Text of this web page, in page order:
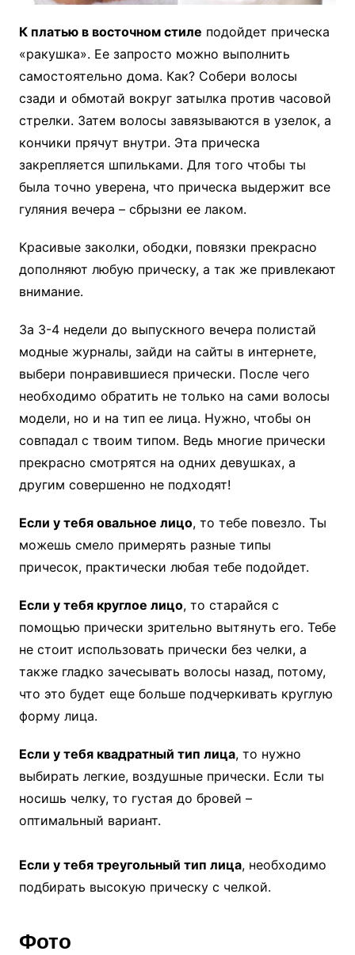
К платью в восточном стиле подойдет прическа
«ракушка». Ее запросто можно выполнить
самостоятельно дома. Как? Собери волосы
сзади и обмотай вокруг затылка против часовой
стрелки. Затем волосы завязываются в узелок, а
кончики прячут внутри. Эта прическа
закрепляется шпильками. Для того чтобы ты
была точно уверена, что прическа выдержит все
гуляния вечера – сбрызни ее лаком.
Красивые заколки, ободки, повязки прекрасно
дополняют любую прическу, а так же привлекают
внимание.
За 3-4 недели до выпускного вечера полистай
модные журналы, зайди на сайты в интернете,
выбери понравившиеся прически. После чего
необходимо обратить не только на сами волосы
модели, но и на тип ее лица. Нужно, чтобы он
совпадал с твоим типом. Ведь многие прически
прекрасно смотрятся на одних девушках, а
другим совершенно не подходят!
Если у тебя овальное лицо, то тебе повезло. Ты
можешь смело примерять разные типы
причесок, практически любая тебе подойдет.
Если у тебя круглое лицо, то старайся с
помощью прически зрительно вытянуть его. Тебе
не стоит использовать прически без челки, а
также гладко зачесывать волосы назад, потому,
что это будет еще больше подчеркивать круглую
форму лица.
Если у тебя квадратный тип лица, то нужно
выбирать легкие, воздушные прически. Если ты
носишь челку, то густая до бровей –
оптимальный вариант.
Если у тебя треугольный тип лица, необходимо
подбирать высокую прическу с челкой.
Фото